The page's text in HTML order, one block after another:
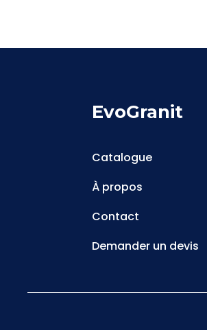
EvoGranit
Catalogue
À propos
Contact
Demander un devis